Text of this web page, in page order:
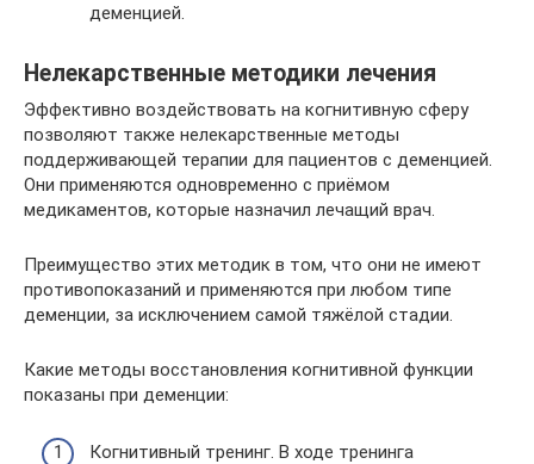
деменцией.
Нелекарственные методики лечения
Эффективно воздействовать на когнитивную сферу
позволяют также нелекарственные методы
поддерживающей терапии для пациентов с деменцией.
Они применяются одновременно с приёмом
медикаментов, которые назначил лечащий врач.
Преимущество этих методик в том, что они не имеют
противопоказаний и применяются при любом типе
деменции, за исключением самой тяжёлой стадии.
Какие методы восстановления когнитивной функции
показаны при деменции:
Когнитивный тренинг. В ходе тренинга